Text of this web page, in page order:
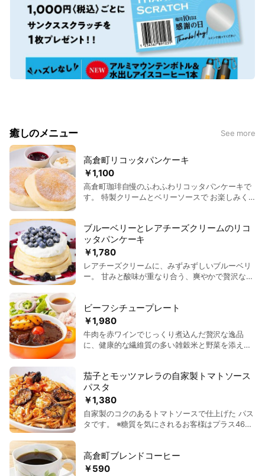
癒しのメニュー See more
￥1,100
高倉町リコッタパンケーキ
高倉町珈琲自慢のふわふわリコッタパンケーキで
す。 特製クリームとベリーソースで お楽しみく
ーベリーソース／高倉町珈琲特製クリーム）
￥1,780
ブルーベリーとレアチーズクリームのリコ
ッタパンケーキ
レアチーズクリームに、みずみずしいブルーベリ
ー。 甘みと酸味が重なり合う、爽やかで贅沢なパ
￥1,980
ビーフシチュープレート
牛肉を赤ワインでじっくり煮込んだ贅沢な逸品
に、健康的な繊維質の多い雑穀米と野菜を添えま
￥1,380
茄子とモッツァレラの自家製トマトソース
パスタ
自家製のコクのあるトマトソースで仕上げた パス
タです。 ※糖質を気にされるお客様はプラス46円
￥590
高倉町ブレンドコーヒー